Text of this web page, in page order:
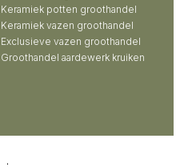
Keramiek potten groothandel
Keramiek vazen groothandel
Exclusieve vazen groothandel
Groothandel aardewerk kruiken